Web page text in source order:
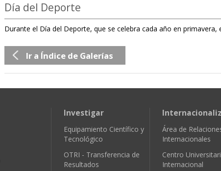
Día del Deporte
Durante el Día del Deporte, que se celebra cada año en
Ir a Índice de Galerías
Investigar
Equipamiento Científico y
Tecnológico
OTRI - Transferencia de
Resultados
Área de
Internacionales
Centro
Internacional